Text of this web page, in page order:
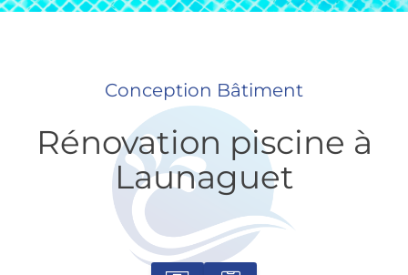
Conception Bâtiment
Rénovation piscine à
Launaguet